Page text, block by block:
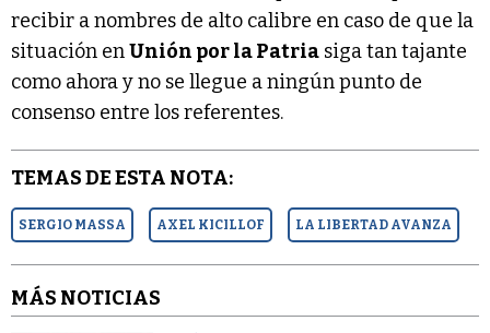
recibir a nombres de alto calibre en caso de que la
situación enUnión por la Patria siga tan tajante
como ahora y no se llegue a ningún punto de
consenso entre los referentes.
TEMAS DE ESTA NOTA:
SERGIO MASSA AXEL KICILLOF LA LIBERTAD AVANZA
MÁS NOTICIAS